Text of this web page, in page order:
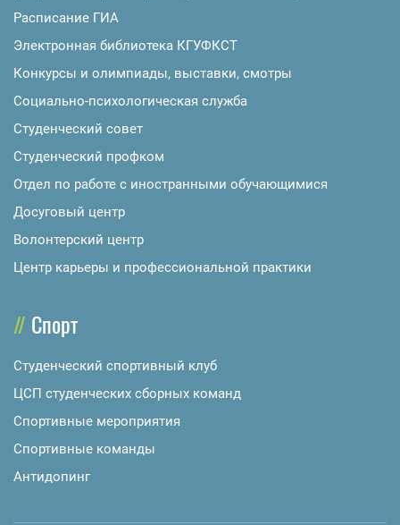
Расписание ГИА
Электронная библиотека КГУФКСТ
Конкурсы и олимпиады, выставки, смотры
Социально-психологическая служба
Студенческий совет
Студенческий профком
Отдел по работе с иностранными обучающимися
Досуговый центр
Волонтерский центр
Центр карьеры и профессиональной практики
Спорт
Студенческий спортивный клуб
ЦСП студенческих сборных команд
Спортивные мероприятия
Спортивные команды
Антидопинг